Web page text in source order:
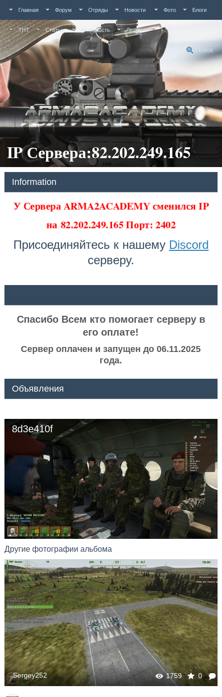
Главная Форум Отряды Новости Фото Блоги
ТНТ Статьи Активность Люди
Поиск
IP Сервера:82.202.249.165
Information
У Сервера ARMA2ACADEMY сменился IP
на82.202.249.165 Порт: 2402
Присоединяйтесь к нашему Discord
серверу.
Спасибо Всем кто помогает серверу в
его оплате!
Сервер оплачен и запущен до 06.11.2025
года.
Объявления
8d3e410f
Другие фотографии альбома
1759 0
Sergey252